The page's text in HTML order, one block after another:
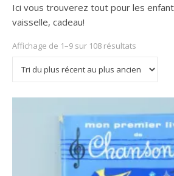
Ici vous trouverez tout pour les
vaisselle, cadeau!
Affichage de 1–9 sur 108 résultats